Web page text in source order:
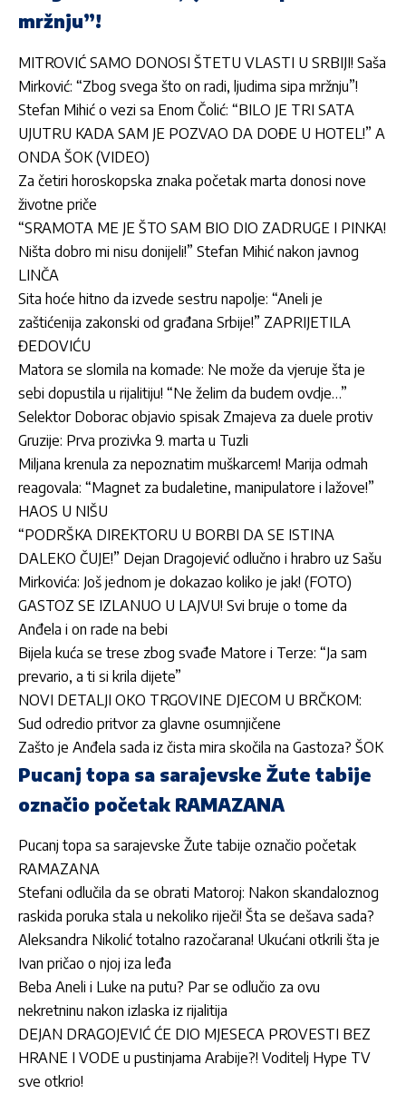
mržnju”!
MITROVIĆ SAMO DONOSI ŠTETU VLASTI U SRBIJI! Saša
Mirković: “Zbog svega što on radi, ljudima sipa mržnju”!
Stefan Mihić o vezi sa Enom Čolić: “BILO JE TRI SATA
UJUTRU KADA SAM JE POZVAO DA DOĐE U HOTEL!” A
ONDA ŠOK (VIDEO)
Za četiri horoskopska znaka početak marta donosi nove
životne priče
“SRAMOTA ME JE ŠTO SAM BIO DIO ZADRUGE I PINKA!
Ništa dobro mi nisu donijeli!” Stefan Mihić nakon javnog
LINČA
Sita hoće hitno da izvede sestru napolje: “Aneli je
zaštićenija zakonski od građana Srbije!” ZAPRIJETILA
ĐEDOVIĆU
Matora se slomila na komade: Ne može da vjeruje šta je
sebi dopustila u rijalitiju! “Ne želim da budem ovdje…”
Selektor Doborac objavio spisak Zmajeva za duele protiv
Gruzije: Prva prozivka 9. marta u Tuzli
Miljana krenula za nepoznatim muškarcem! Marija odmah
reagovala: “Magnet za budaletine, manipulatore i lažove!”
HAOS U NIŠU
“PODRŠKA DIREKTORU U BORBI DA SE ISTINA
DALEKO ČUJE!” Dejan Dragojević odlučno i hrabro uz Sašu
Mirkovića: Još jednom je dokazao koliko je jak! (FOTO)
GASTOZ SE IZLANUO U LAJVU! Svi bruje o tome da
Anđela i on rade na bebi
Bijela kuća se trese zbog svađe Matore i Terze: “Ja sam
prevario, a ti si krila dijete”
NOVI DETALJI OKO TRGOVINE DJECOM U BRČKOM:
Sud odredio pritvor za glavne osumnjičene
Zašto je Anđela sada iz čista mira skočila na Gastoza? ŠOK
Pucanj topa sa sarajevske Žute tabije
označio početak RAMAZANA
Pucanj topa sa sarajevske Žute tabije označio početak
RAMAZANA
Stefani odlučila da se obrati Matoroj: Nakon skandaloznog
raskida poruka stala u nekoliko riječi! Šta se dešava sada?
Aleksandra Nikolić totalno razočarana! Ukućani otkrili šta je
Ivan pričao o njoj iza leđa
Beba Aneli i Luke na putu? Par se odlučio za ovu
nekretninu nakon izlaska iz rijalitija
DEJAN DRAGOJEVIĆ ĆE DIO MJESECA PROVESTI BEZ
HRANE I VODE u pustinjama Arabije?! Voditelj Hype TV
sve otkrio!